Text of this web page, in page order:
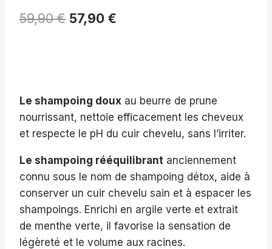
59,90€ Le
59,90 €.
57,90 €
57,90 €.
Le shampoing doux au beurre de prune
nourrissant, nettoie efficacement les cheveux
et respecte le pH du cuir chevelu, sans l’irriter.
Le shampoing rééquilibrant anciennement
connu sous le nom de shampoing détox, aide à
conserver un cuir chevelu sain et à espacer les
shampoings. Enrichi en argile verte et extrait
de menthe verte, il favorise la sensation de
légèreté et le volume aux racines.